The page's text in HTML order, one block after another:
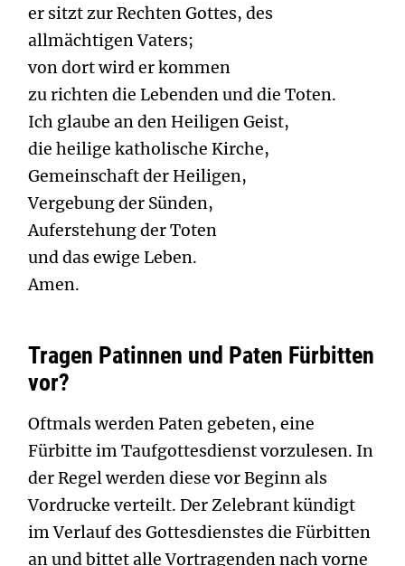
er sitzt zur Rechten Gottes, des
allmächtigen Vaters;
von dort wird er kommen
zu richten die Lebenden und die Toten.
Ich glaube an den Heiligen Geist,
die heilige katholische Kirche,
Gemeinschaft der Heiligen,
Vergebung der Sünden,
Auferstehung der Toten
und das ewige Leben.
Amen.
Tragen Patinnen und Paten Fürbitten
vor?
Oftmals werden Paten gebeten, eine
Fürbitte im Taufgottesdienst vorzulesen. In
der Regel werden diese vor Beginn als
Vordrucke verteilt. Der Zelebrant kündigt
im Verlauf des Gottesdienstes die Fürbitten
an und bittet alle Vortragenden nach vorne